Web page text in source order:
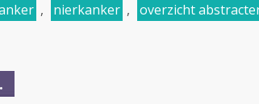
, nierkanker , overzicht